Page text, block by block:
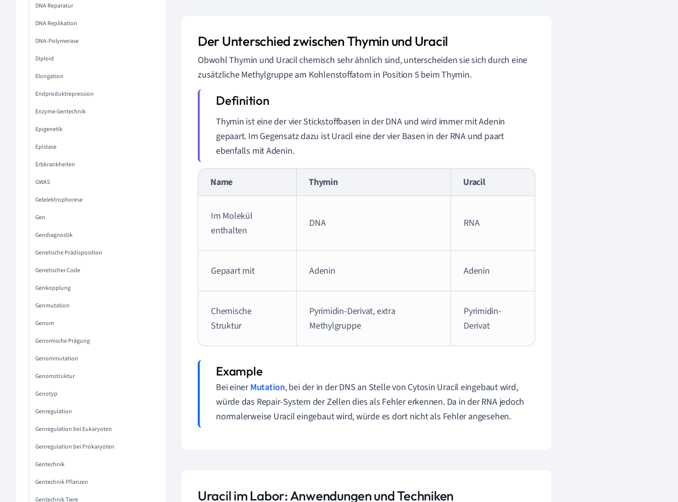
DNA Reparatur
DNA Replikation
DNA-Polymerase
Diploid
Elongation
Endproduktrepression
Enzyme Gentechnik
Epigenetik
Epistase
Erbkrankheiten
GWAS
Gelelektrophorese
Gen
Gendiagnostik
Genetische Prädisposition
Genetischer Code
Genkopplung
Genmutation
Genom
Genomische Prägung
Genommutation
Genomstruktur
Genotyp
Genregulation
Genregulation bei Eukaryoten
Genregulation bei Prokaryoten
Gentechnik
Gentechnik Pflanzen
Gentechnik Tiere
Der Unterschied zwischen Thymin und Uracil
Obwohl Thymin und Uracil chemisch sehr ähnlich sind, unterscheiden sie sich durch eine
zusätzliche Methylgruppe am Kohlenstoffatom in Position 5 beim Thymin.
Thymin ist eine der vier Stickstoffbasen in der DNA und wird immer mit Adenin
gepaart. Im Gegensatz dazu ist Uracil eine der vier Basen in der RNA und paart
ebenfalls mit Adenin.
Name Thymin Uracil
Im Molekül
enthalten
DNA RNA
Gepaart mit Adenin Adenin
Chemische
Struktur
Pyrimidin-Derivat, extra
Methylgruppe
Pyrimidin-
Derivat
Bei einerMutation, bei der in der DNS an Stelle von Cytosin Uracil eingebaut wird,
würde das Repair-System der Zellen dies als Fehler erkennen. Da in der RNA jedoch
normalerweise Uracil eingebaut wird, würde es dort nicht als Fehler angesehen.
Uracil im Labor: Anwendungen und Techniken